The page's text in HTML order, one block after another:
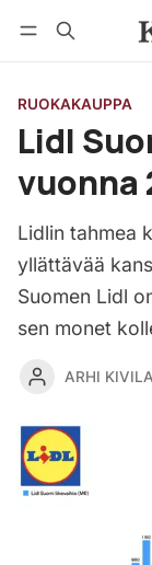
RUOKAKAUPPA
Lidl
vuonna
Lidlin tahmea
yllättävää
Suomen Lidl
sen monet
ARHI